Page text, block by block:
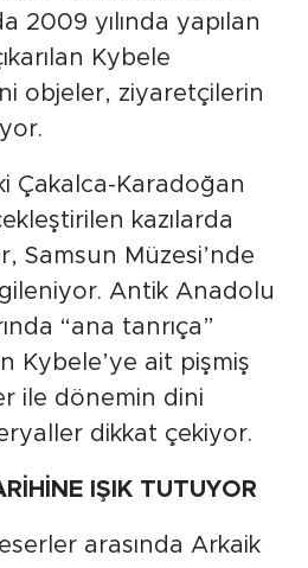
2009 yılında yapılan
Kybele
objeler, ziyaretçilerin
Çakalca-Karadoğan
kazılarda
Samsun Müzesi’nde
Antik Anadolu
“ana tanrıça”
Kybele’ye ait pişmiş
ile dönemin dini
dikkat çekiyor.
IŞIK TUTUYOR
arasında Arkaik